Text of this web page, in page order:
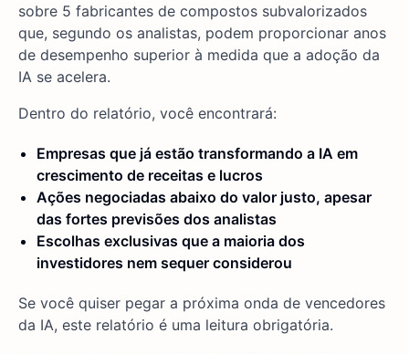
sobre 5 fabricantes de compostos subvalorizados
que, segundo os analistas, podem proporcionar anos
de desempenho superior à medida que a adoção da
IA se acelera.
Dentro do relatório, você encontrará:
Empresas que já estão transformando a IA em
crescimento de receitas e lucros
Ações negociadas abaixo do valor justo, apesar
das fortes previsões dos analistas
Escolhas exclusivas que a maioria dos
investidores nem sequer considerou
Se você quiser pegar a próxima onda de vencedores
da IA, este relatório é uma leitura obrigatória.